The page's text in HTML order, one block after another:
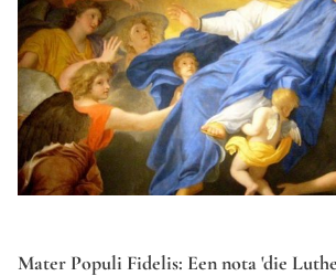
Mater Populi Fidelis: Een nota 'die